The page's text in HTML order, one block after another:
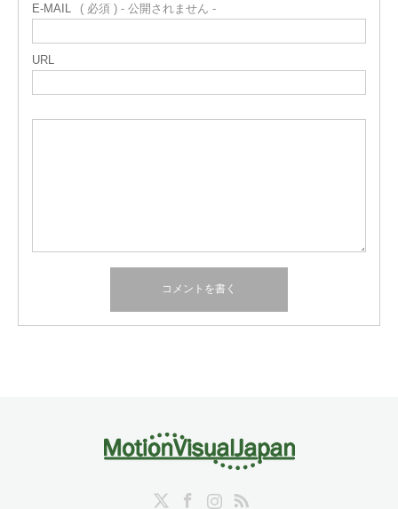
E-MAIL ( 必須 ) - 公開されません -
URL
RSS